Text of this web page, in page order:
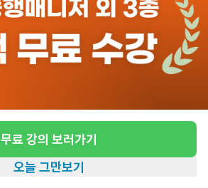
무료 강의 보러가기
오늘 그만보기